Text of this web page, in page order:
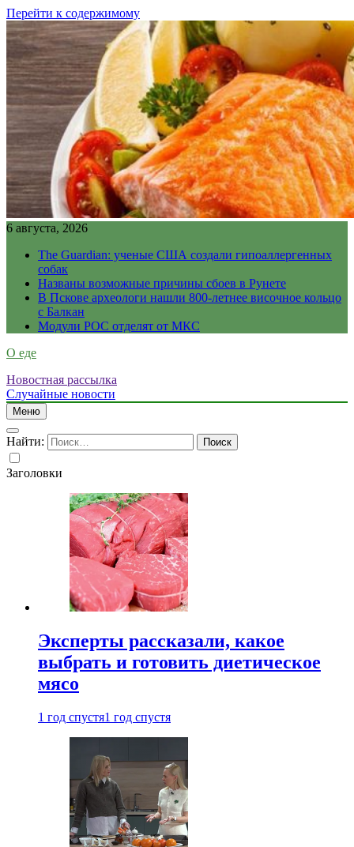
Перейти к содержимому
6 августа, 2026
The Guardian: ученые США создали гипоаллергенных
собак
Названы возможные причины сбоев в Рунете
В Пскове археологи нашли 800-летнее височное кольцо
с Балкан
Модули РОС отделят от МКС
О еде
Новостная рассылка
Случайные новости
Меню
Найти:
Заголовки
Эксперты рассказали, какое
выбрать и готовить диетическое
мясо
1 год спустя1 год спустя